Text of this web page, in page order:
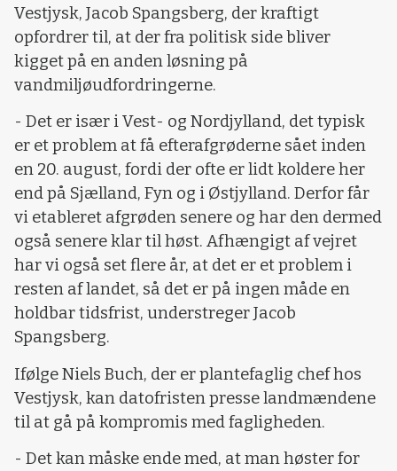
Vestjysk, Jacob Spangsberg, der kraftigt
opfordrer til, at der fra politisk side bliver
kigget på en anden løsning på
vandmiljøudfordringerne.
- Det er især i Vest- og Nordjylland, det typisk
er et problem at få efterafgrøderne sået inden
en 20. august, fordi der ofte er lidt koldere her
end på Sjælland, Fyn og i Østjylland. Derfor får
vi etableret afgrøden senere og har den dermed
også senere klar til høst. Afhængigt af vejret
har vi også set flere år, at det er et problem i
resten af landet, så det er på ingen måde en
holdbar tidsfrist, understreger Jacob
Spangsberg.
Ifølge Niels Buch, der er plantefaglig chef hos
Vestjysk, kan datofristen presse landmændene
til at gå på kompromis med fagligheden.
- Det kan måske ende med, at man høster for